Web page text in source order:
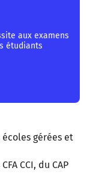
aux examens
étudiants
gérées et
CCI, du CAP